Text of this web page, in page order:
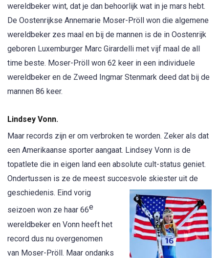
wereldbeker wint, dat je dan behoorlijk wat in je mars hebt.
De Oostenrijkse Annemarie Moser-Pröll won die algemene
wereldbeker zes maal en bij de mannen is de in Oostenrijk
geboren Luxemburger Marc Girardelli met vijf maal de all
time beste. Moser-Pröll won 62 keer in een individuele
wereldbeker en de Zweed Ingmar Stenmark deed dat bij de
mannen 86 keer.
Lindsey Vonn.
Maar records zijn er om verbroken te worden. Zeker als dat
een Amerikaanse sporter aangaat. Lindsey Vonn is de
topatlete die in eigen land een absolute cult-status geniet.
Ondertussen is ze de meest succesvole skiester uit de
geschiedenis. Eind vorig
seizoen won ze haar 66e
wereldbeker en Vonn heeft het
record dus nu overgenomen
van Moser-Pröll. Maar ondanks